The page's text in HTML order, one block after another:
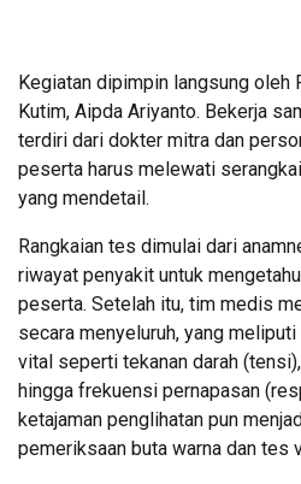
Kegiatan dipimpin langsung
Kutim, Aipda Ariyanto. Bekerja
terdiri dari dokter mitra dan
peserta harus melewati
yang mendetail.
Rangkaian tes dimulai dari
riwayat penyakit untuk
peserta. Setelah itu, tim medis
secara menyeluruh, yang
vital seperti tekanan darah
hingga frekuensi pernapasan
ketajaman penglihatan pun
pemeriksaan buta warna dan tes